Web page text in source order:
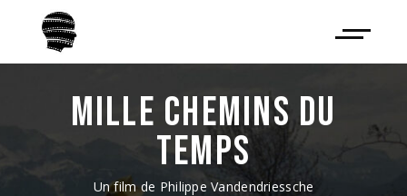
MILLE CHEMINS DU
TEMPS
Un film de Philippe Vandendriessche